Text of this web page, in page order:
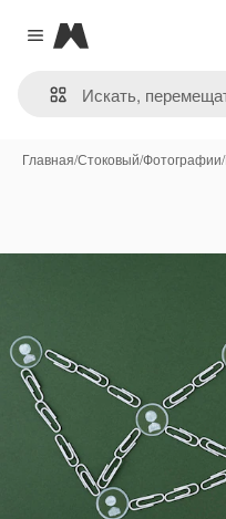
Close menu
Magnific
Главная/Стоковый/Фотографии/